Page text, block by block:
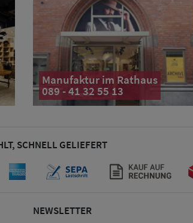
Manufaktur im Rathaus
089 - 41 32 55 13
SCHNELL GELIEFERT
NEWSLETTER